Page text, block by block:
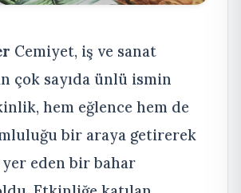
Cemiyet, iş ve sanat
çok sayıda ünlü ismin
hem eğlence hem de
bir araya getirerek
eden bir bahar